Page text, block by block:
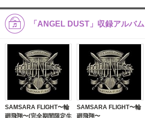
「ANGEL DUST」収録アルバム
SAMSARA FLIGHT〜輪
廻飛翔〜(完全期間限定生
SAMSARA FLIGHT〜輪
廻飛翔〜